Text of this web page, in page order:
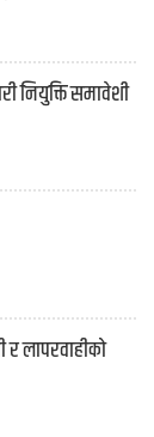
नियुक्ति समावेशी
लापरवाहीको